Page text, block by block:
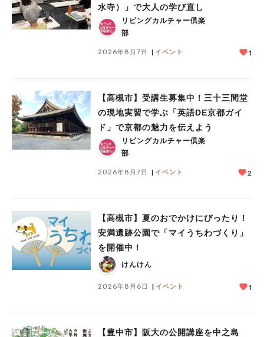
水寺）」で大人の学び直し
リビングカルチャー倶楽
部
2026年8月7日 イベント 1
【高槻市】受講生募集中！三十三間堂
の現地実習で学ぶ「英語DE京都ガイ
ド」で京都の魅力を伝えよう
リビングカルチャー倶楽
部
2026年8月7日 イベント 2
【高槻市】夏のおでかけにぴったり！
安満遺跡公園で「マイうちわづくり」
を開催中！
けんけん
2026年8月6日 イベント 1
【豊中市】阪大の公開講座を中之島
人気のキーワード
#自然とふれあう#ランチ
#教えたい／教えて投稿記事#大阪学院大 商品開発プロジェクト